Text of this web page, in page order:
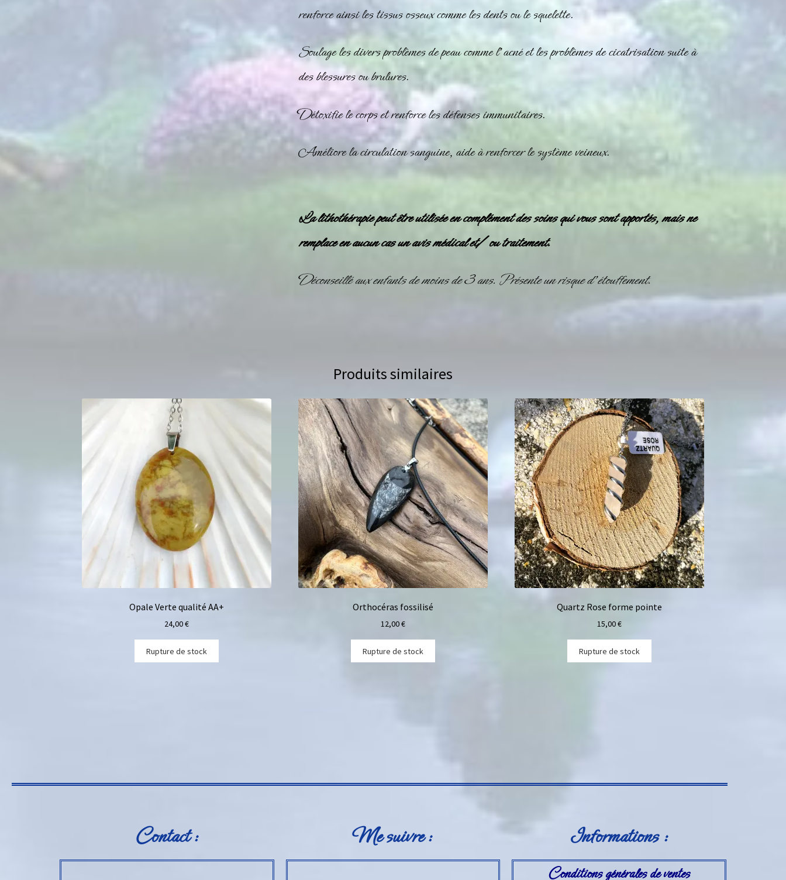
renforce ainsi les tissus osseux comme les dents ou le squelette.
Soulage les divers problèmes de peau comme l’acné et les problèmes de cicatrisation suite à
des blessures ou brulures.
Détoxifie le corps et renforce les défenses immunitaires.
Améliore la circulation sanguine, aide à renforcer le système veineux.
Lalithothérapiepeut être utilisée en complément des soins qui vous sont apportés, mais ne
remplace en aucun cas un avis médical et/ ou traitement.
Déconseillé aux enfants de moins de 3 ans. Présente un risque d’étouffement.
Produits similaires
Opale Verte qualité AA+
24,00€
Rupture de stock
Orthocéras fossilisé
12,00€
Rupture de stock
Quartz Rose forme pointe
15,00€
Rupture de stock
Contact : Me suivre : Informations :
Conditions générales de ventes